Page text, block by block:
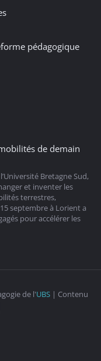
pédagogique
de demain
Bretagne Sud,
et inventer les
terrestres,
septembre à Lorient a
pour accélérer les
de l'UBS | Contenu